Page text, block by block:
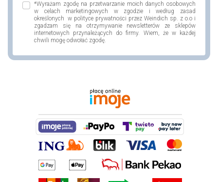
*Wyrażam zgodę na przetwarzanie moich danych osobowych
w celach marketingowych w zgodzie i według zasad
określonych w polityce prywatności przez Weindich sp. z o.o i
zgadzam się na otrzymywanie newsletterów ze sklepów
internetowych przynależących do firmy. Wiem, że w każdej
chwili mogę odwołać zgodę.